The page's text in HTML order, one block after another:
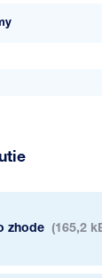
zhode (165,2